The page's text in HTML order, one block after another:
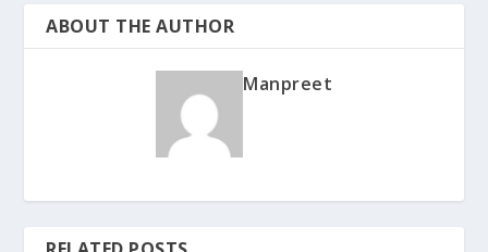
ABOUT THE AUTHOR
Manpreet